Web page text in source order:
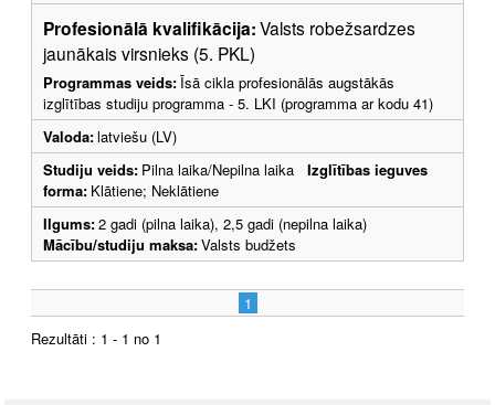
Profesionālā kvalifikācija:Valsts robežsardzes
jaunākais virsnieks (5. PKL)
Programmas veids:Īsā cikla profesionālās augstākās
izglītības studiju programma - 5. LKI (programma ar kodu 41)
Valoda:latviešu (LV)
Studiju veids: Pilna laika/Nepilna laika Izglītības ieguves
forma: Klātiene; Neklātiene
Ilgums:2 gadi (pilna laika), 2,5 gadi (nepilna laika)
Mācību/studiju maksa:Valsts budžets
1
Rezultāti : 1 - 1 no 1